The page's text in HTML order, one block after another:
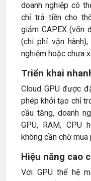
doanh nghiệp có
chỉ trả tiền cho
giảm CAPEX (vốn
(chi phí vận
nghiệm hoặc chưa
Triển khai
Cloud GPU được
phép khởi tạo chỉ
cầu tăng, doanh
GPU, RAM, CPU
không cần chờ
Hiệu năng cao
Với GPU thế hệ